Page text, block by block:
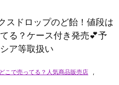
スドロップのど飴！値段は
る？ケース付き発売💕予
ア等取扱い
どこで売ってる？人気商品販売店
,